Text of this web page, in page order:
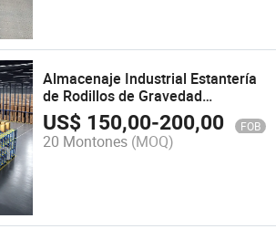
Almacenaje Industrial Estantería
de Rodillos de Gravedad
Selectiva para Palets
US$ 150,00-200,00 FOB
20 Montones (MOQ)